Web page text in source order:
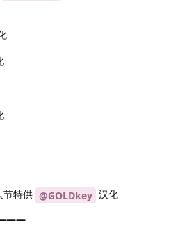
节特供 @GOLDkey 汉化